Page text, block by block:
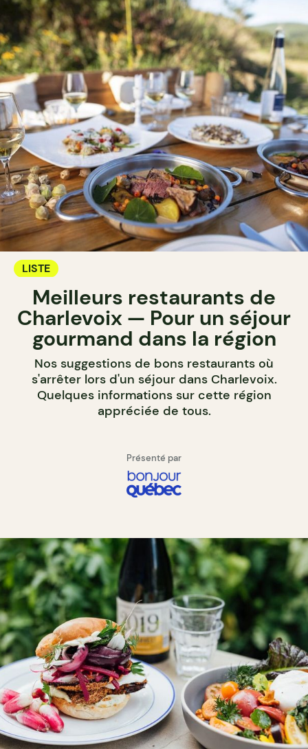
LISTE
Meilleurs restaurants de
Charlevoix — Pour un séjour
gourmand dans la région
Nos suggestions de bons restaurants où
s'arrêter lors d'un séjour dans Charlevoix.
Quelques informations sur cette région
appréciée de tous.
Présenté par